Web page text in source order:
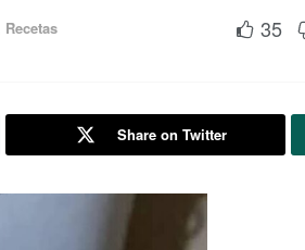
Recetas 35
Share on Twitter